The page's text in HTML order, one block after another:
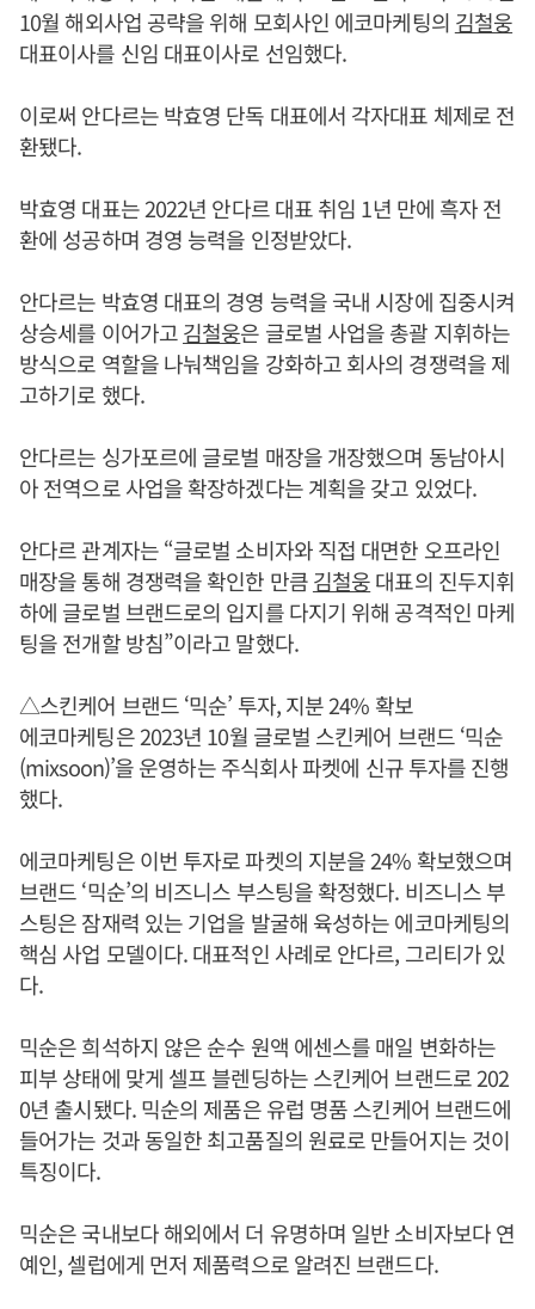
10월 해외사업 공략을 위해 모회사인 에코마케팅의 김철웅
대표이사를 신임 대표이사로 선임했다.
이로써 안다르는 박효영 단독 대표에서 각자대표 체제로 전
환됐다.
박효영 대표는 2022년 안다르 대표 취임 1년 만에 흑자 전
환에 성공하며 경영 능력을 인정받았다.
안다르는 박효영 대표의 경영 능력을 국내 시장에 집중시켜
상승세를 이어가고김철웅은 글로벌 사업을 총괄 지휘하는
방식으로 역할을 나눠책임을 강화하고 회사의 경쟁력을 제
고하기로 했다.
안다르는 싱가포르에 글로벌 매장을 개장했으며 동남아시
아 전역으로 사업을 확장하겠다는 계획을 갖고 있었다.
안다르 관계자는 “글로벌 소비자와 직접 대면한 오프라인
매장을 통해 경쟁력을 확인한 만큼김철웅대표의 진두지휘
하에 글로벌 브랜드로의 입지를 다지기 위해 공격적인 마케
팅을 전개할 방침”이라고 말했다.
△스킨케어 브랜드 ‘믹순’ 투자, 지분 24% 확보
에코마케팅은 2023년 10월 글로벌 스킨케어 브랜드 ‘믹순
(mixsoon)’을 운영하는 주식회사 파켓에 신규 투자를 진행
했다.
에코마케팅은 이번 투자로 파켓의 지분을 24% 확보했으며
브랜드 ‘믹순’의 비즈니스 부스팅을 확정했다. 비즈니스 부
스팅은 잠재력 있는 기업을 발굴해 육성하는 에코마케팅의
핵심 사업 모델이다. 대표적인 사례로 안다르, 그리티가 있
다.
믹순은 희석하지 않은 순수 원액 에센스를 매일 변화하는
피부 상태에 맞게 셀프 블렌딩하는 스킨케어 브랜드로 202
0년 출시됐다. 믹순의 제품은 유럽 명품 스킨케어 브랜드에
들어가는 것과 동일한 최고품질의 원료로 만들어지는 것이
특징이다.
믹순은 국내보다 해외에서 더 유명하며 일반 소비자보다 연
예인, 셀럽에게 먼저 제품력으로 알려진 브랜드다.